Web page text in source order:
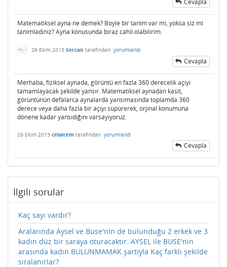
Cevapla
Matematiksel ayna ne demek? Boyle bir tanim var mi, yoksa siz mi
tanimladiniz? Ayna konusunda biraz cahil olabilirim.
26 Ekim 2015 Sercan tarafından yorumlandı
Cevapla
Merhaba, fiziksel aynada, görüntü en fazla 360 derecelik açıyı
tamamlayacak şekilde yansır. Matematiksel aynadan kasıt,
görüntünün defalarca aynalarda yansımasında toplamda 360
derece veya daha fazla bir açıyı süpürerek, orjinal konumuna
dönene kadar yansıdığını varsayıyoruz.
26 Ekim 2015 celalcem tarafından yorumlandı
Cevapla
İlgili sorular
Kaç sayı vardır?
Aralarında Aysel ve Buse'nin de bulunduğu 2 erkek ve 3
kadın düz bir saraya oturacaktır. AYSEL ile BUSE'nin
arasında kadın BULUNMAMAK şartıyla Kaç farklı şekilde
sıralanırlar?